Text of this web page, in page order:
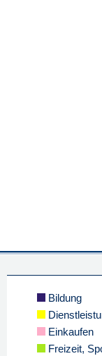
Bildung
Einkaufen
Freizeit,